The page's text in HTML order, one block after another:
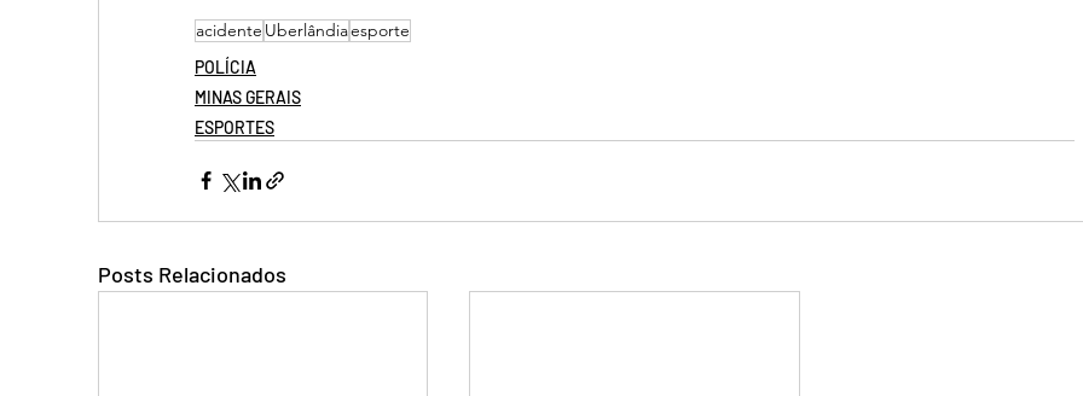
acidente Uberlândiaesporte
POLÍCIA
MINAS GERAIS
ESPORTES
Posts Relacionados